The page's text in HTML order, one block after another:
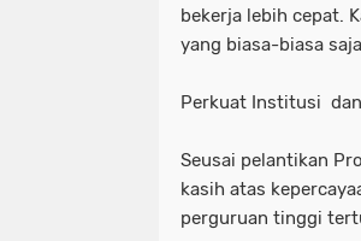
bekerja lebih cepat.
yang biasa-biasa
Perkuat Institusi dan
Seusai pelantikan
kasih atas
perguruan tinggi